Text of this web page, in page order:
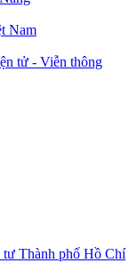
Nam
tử - Viễn thông
Thành phố Hồ Chí